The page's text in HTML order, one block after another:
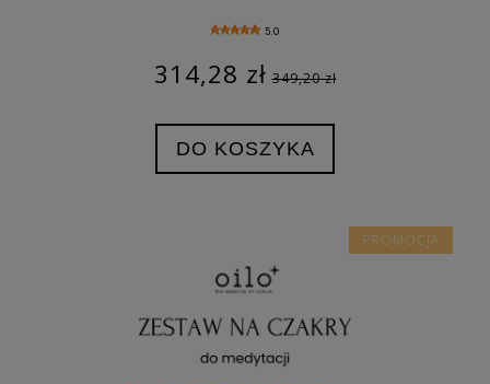
5.0
314,28 zł 349,20 zł
DO KOSZYKA
PROMOCJA